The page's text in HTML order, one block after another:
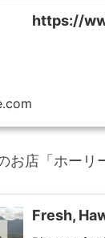
https://
お店「ホーリ
Fresh,